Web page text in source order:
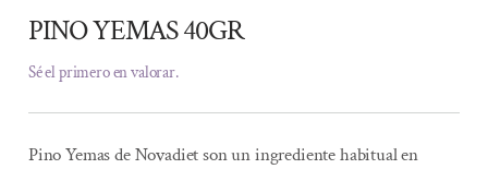
PINO YEMAS 40GR
Sé el primero en valorar.
Pino Yemas de Novadiet son un ingrediente habitual en